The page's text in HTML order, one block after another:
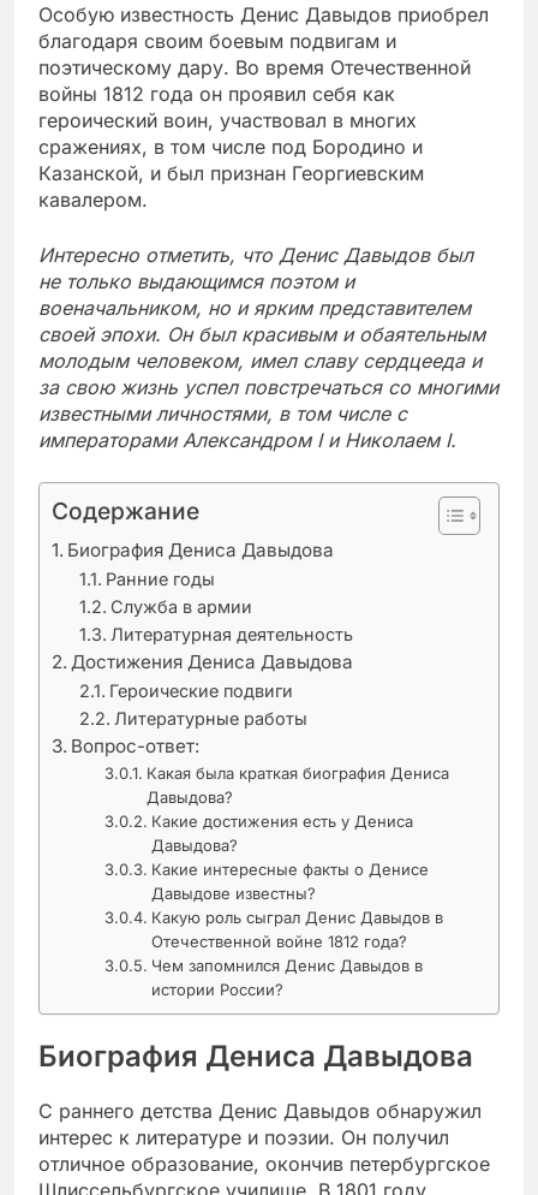
Особую известность Денис Давыдов приобрел
благодаря своим боевым подвигам и
поэтическому дару. Во время Отечественной
войны 1812 года он проявил себя как
героический воин, участвовал в многих
сражениях, в том числе под Бородино и
Казанской, и был признан Георгиевским
кавалером.
Интересно отметить, что Денис Давыдов был
не только выдающимся поэтом и
военачальником, но и ярким представителем
своей эпохи. Он был красивым и обаятельным
молодым человеком, имел славу сердцееда и
за свою жизнь успел повстречаться со многими
известными личностями, в том числе с
императорами Александром I и Николаем I.
Содержание
Биография Дениса Давыдова
Ранние годы
Служба в армии
Литературная деятельность
Достижения Дениса Давыдова
Героические подвиги
Литературные работы
Вопрос-ответ:
Какая была краткая биография Дениса
Давыдова?
Какие достижения есть у Дениса
Давыдова?
Какие интересные факты о Денисе
Давыдове известны?
Какую роль сыграл Денис Давыдов в
Отечественной войне 1812 года?
Чем запомнился Денис Давыдов в
истории России?
Биография Дениса Давыдова
С раннего детства Денис Давыдов обнаружил
интерес к литературе и поэзии. Он получил
отличное образование, окончив петербургское
Шлиссельбургское училище. В 1801 году